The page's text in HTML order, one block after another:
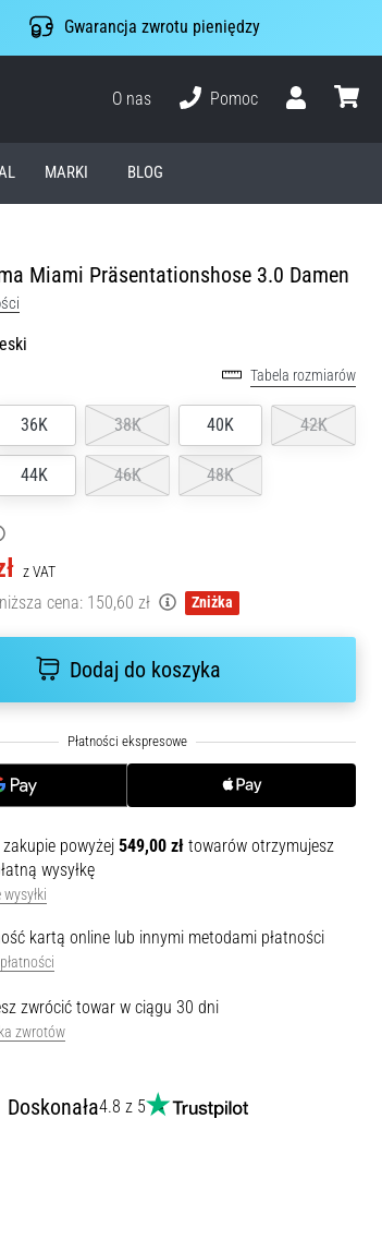
Gwarancja zwrotu pieniędzy
O nas
Pomoc
MARKI BLOG
Miami Präsentationshose 3.0 Damen
Tabela rozmiarów
36K 38K 40K 42K
44K 46K 48K
z VAT
cena: 150,60 zł Zniżka
Dodaj do koszyka
powyżej 549,00 zł towarów otrzymujesz
wysyłkę
wysyłki
kartą online lub innymi metodami płatności
zwrócić towar w ciągu 30 dni
zwrotów
Doskonała4.8 z 5